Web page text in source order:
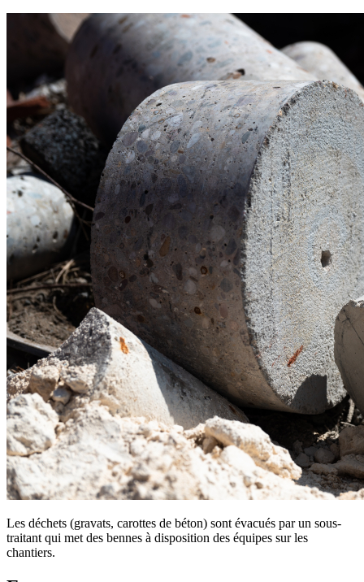
Les déchets (gravats, carottes de béton) sont évacués par un sous-
traitant qui met des bennes à disposition des équipes sur les
chantiers.